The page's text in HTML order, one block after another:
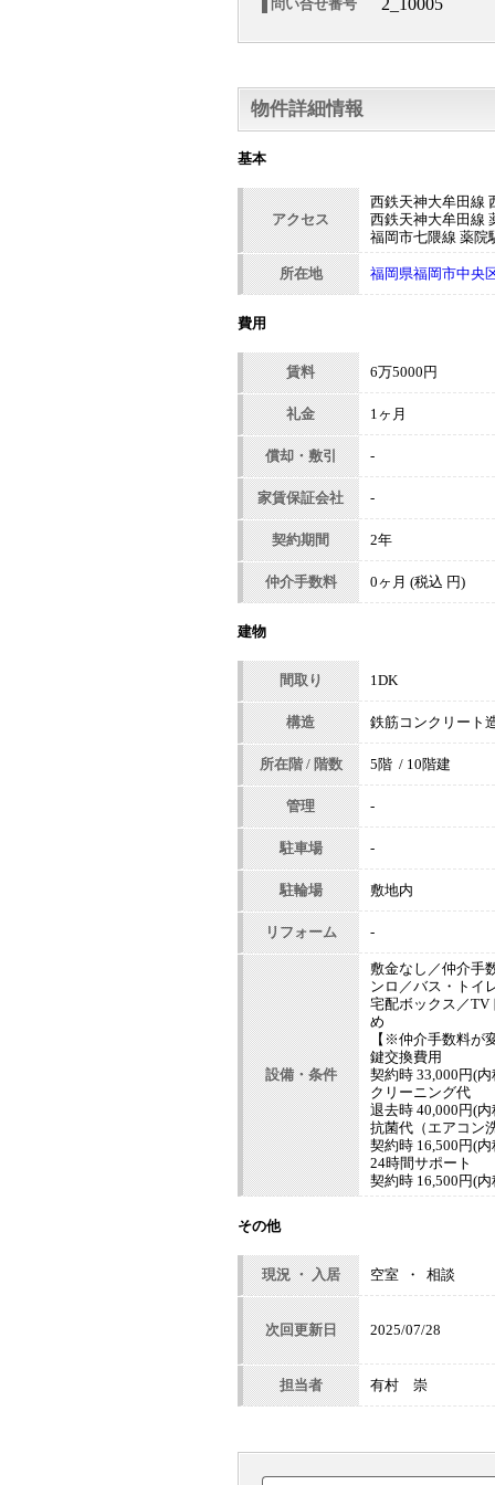
問い合せ番号 2_10005
物件詳細情報
基本
アクセス
西鉄天神大牟田線
西鉄天神大牟田線
福岡市七隈線 薬院
所在地 福岡県福岡市中央
費用
賃料 6万5000円
礼金 1ヶ月
償却・敷引 -
家賃保証会社 -
契約期間 2年
仲介手数料 0ヶ月 (税込 円)
建物
間取り 1DK
構造 鉄筋コンクリート
所在階 / 階数 5階 / 10階建
管理 -
駐車場 -
駐輪場 敷地内
リフォーム -
設備・条件
敷金なし／仲介手
ンロ／バス・トイ
宅配ボックス／TV
め
【※仲介手数料が
鍵交換費用
契約時 33,000円(内
クリーニング代
退去時 40,000円(内
抗菌代（エアコン
契約時 16,500円(内
24時間サポート
契約時 16,500円(内
その他
現況 ・ 入居 空室 ・ 相談
次回更新日 2025/07/28
担当者 有村 崇